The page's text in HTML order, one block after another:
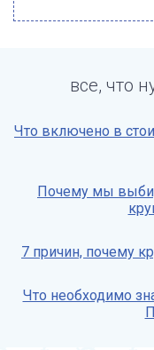
все, что
Что включено в
Почему мы
7 причин, почему
Что необходимо